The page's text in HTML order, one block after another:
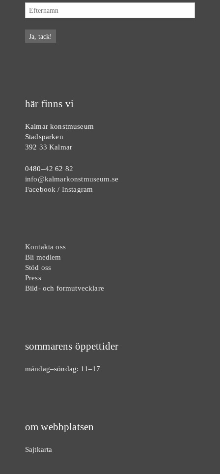
här finns vi
Kalmar konstmuseum
Stadsparken
392 33 Kalmar
0480–42 62 82
info@kalmarkonstmuseum.se
Facebook / Instagram
Kontakta oss
Bli medlem
Stöd oss
Press
Bild- och formutvecklare
sommarens öppettider
måndag–söndag: 11–17
om webbplatsen
Sajtkarta